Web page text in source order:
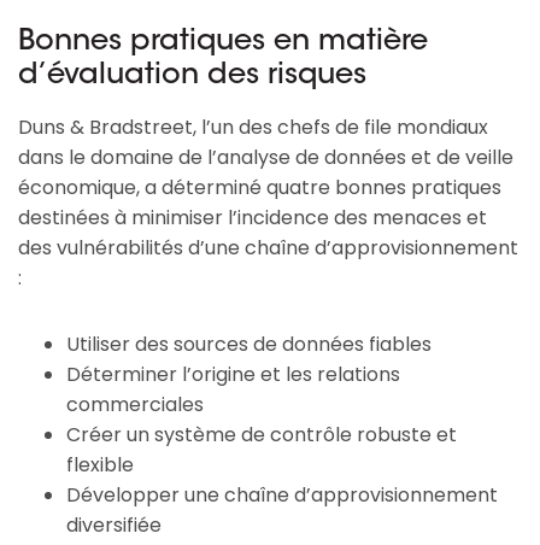
Bonnes pratiques en matière
d’évaluation des risques
Duns & Bradstreet, l’un des chefs de file mondiaux
dans le domaine de l’analyse de données et de veille
économique, a déterminé quatre bonnes pratiques
destinées à minimiser l’incidence des menaces et
des vulnérabilités d’une chaîne d’approvisionnement
:
Utiliser des sources de données fiables
Déterminer l’origine et les relations
commerciales
Créer un système de contrôle robuste et
flexible
Développer une chaîne d’approvisionnement
diversifiée